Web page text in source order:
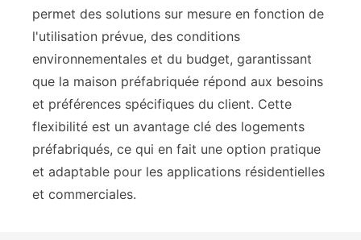
permet des solutions sur mesure en fonction de
l'utilisation prévue, des conditions
environnementales et du budget, garantissant
que la maison préfabriquée répond aux besoins
et préférences spécifiques du client. Cette
flexibilité est un avantage clé des logements
préfabriqués, ce qui en fait une option pratique
et adaptable pour les applications résidentielles
et commerciales.